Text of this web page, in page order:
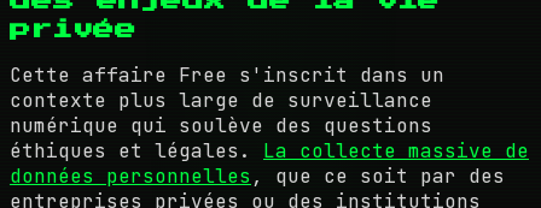
privée
Cette affaire Free s'inscrit dans un
contexte plus large de surveillance
numérique qui soulève des questions
éthiques et légales. La collecte massive de
données personnelles , que ce soit par des
entreprises privées ou des institutions